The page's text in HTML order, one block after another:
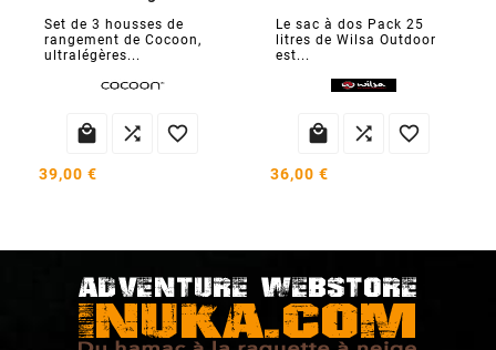
Set de 3 housses de
rangement de Cocoon,
ultralégères...
  
39,00 €
Le sac à dos Pack 25
litres de Wilsa Outdoor
est...
  
36,00 €